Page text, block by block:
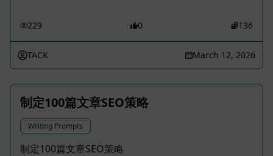
229 0 136
TACK March 12, 2026
制定100篇文章SEO策略
Writing Prompts
制定100篇文章SEO策略